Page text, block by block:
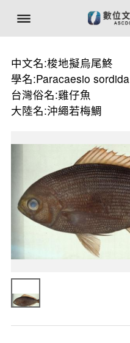
中文名:梭地擬烏尾鮗
學名:Paracaesio sordida
台灣俗名:雞仔魚
大陸名:沖繩若梅鯛